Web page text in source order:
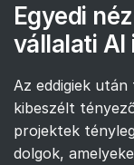
Egyedi
vállalati AI
Az eddigiek
kibeszélt
projektek
dolgok,